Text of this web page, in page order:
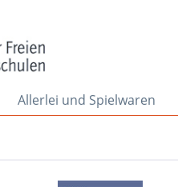
Allerlei und Spielwaren